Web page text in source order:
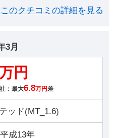
このクチコミの詳細を見る
3月
円
社：最大6.8万円差
ッド(MT_1.6)
成13年